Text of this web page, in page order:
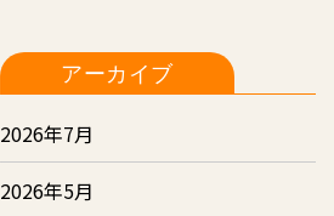
アーカイブ
2026年7月
2026年5月